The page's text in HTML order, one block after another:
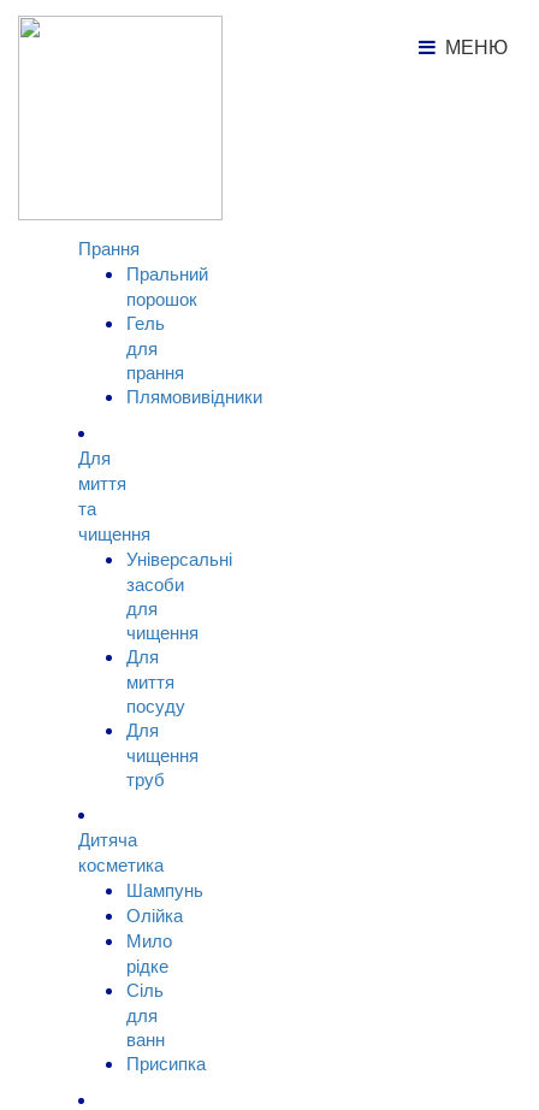
МЕНЮ
МЕНЮ
Каталог продукції
Прання
Пральний
порошок
Гель
для
прання
Плямовивідники
Для
миття
та
чищення
Універсальні
засоби
для
чищення
Для
миття
посуду
Для
чищення
труб
Дитяча
косметика
Шампунь
Олійка
Мило
рідке
Сіль
для
ванн
Присипка